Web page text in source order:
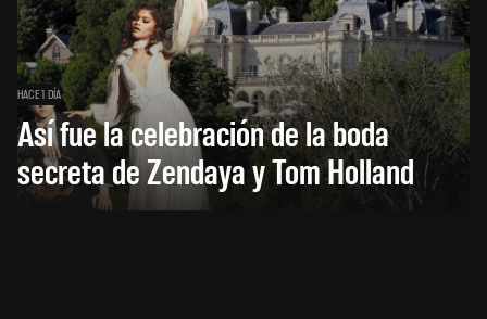
HACE 1 DÍA
Así fue la celebración de la boda
secreta de Zendaya y Tom Holland